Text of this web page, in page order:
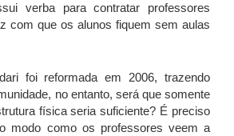
verba para contratar professores
com que os alunos fiquem sem aulas
foi reformada em 2006, trazendo
no entanto, será que somente
física seria suficiente? É preciso
modo como os professores veem a